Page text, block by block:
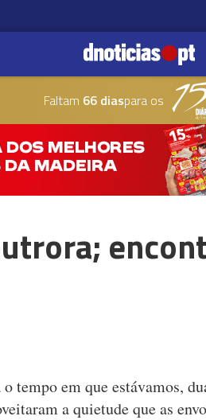
Faltam 66 diaspara os
tempo em que estávamos,
a quietude que as